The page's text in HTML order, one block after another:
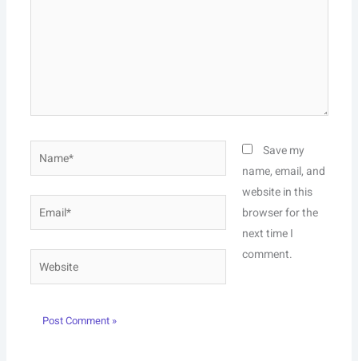
Name*
Email*
Website
Save my
name, email, and
website in this
browser for the
next time I
comment.